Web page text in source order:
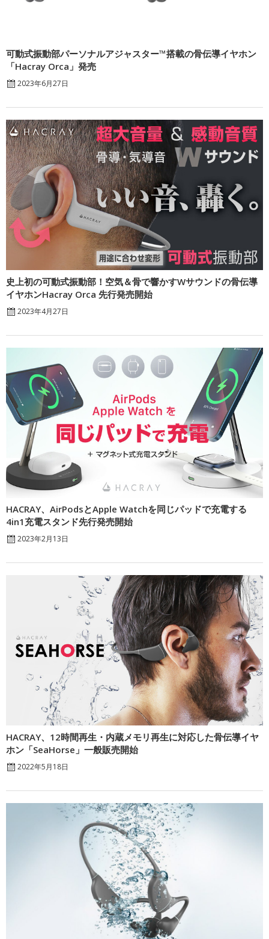
可動式振動部パーソナルアジャスター™搭載の骨伝導イヤホン
「Hacray Orca」発売
2023年6月27日
史上初の可動式振動部！空気＆骨で響かすWサウンドの骨伝導
イヤホンHacray Orca 先行発売開始
2023年4月27日
HACRAY、AirPodsとApple Watchを同じパッドで充電する
4in1充電スタンド先行発売開始
2023年2月13日
HACRAY、12時間再生・内蔵メモリ再生に対応した骨伝導イヤ
ホン「SeaHorse」一般販売開始
2022年5月18日